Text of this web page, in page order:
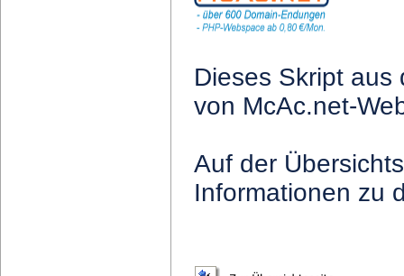
Dieses Skript aus
von McAc.net-
Auf der
Informationen zu